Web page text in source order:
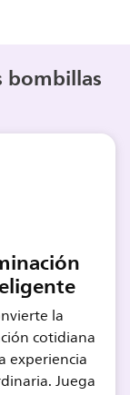
bombillas
la
cotidiana
experiencia
Juega